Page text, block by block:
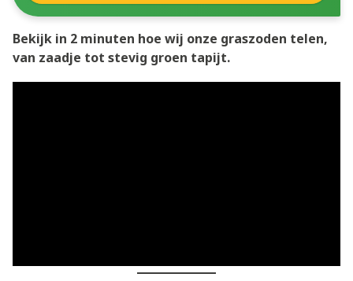
Bekijk in 2 minuten hoe wij onze graszoden telen,
van zaadje tot stevig groen tapijt.